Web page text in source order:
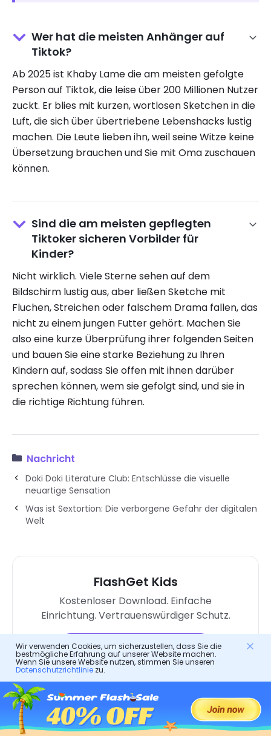
Wer hat die meisten Anhänger auf
Tiktok?
Ab 2025 ist Khaby Lame die am meisten gefolgte
Person auf Tiktok, die leise über 200 Millionen Nutzer
zuckt. Er blies mit kurzen, wortlosen Sketchen in die
Luft, die sich über übertriebene Lebenshacks lustig
machen. Die Leute lieben ihn, weil seine Witze keine
Übersetzung brauchen und Sie mit Oma zuschauen
können.
Sind die am meisten gepflegten
Tiktoker sicheren Vorbilder für
Kinder?
Nicht wirklich. Viele Sterne sehen auf dem
Bildschirm lustig aus, aber ließen Sketche mit
Fluchen, Streichen oder falschem Drama fallen, das
nicht zu einem jungen Futter gehört. Machen Sie
also eine kurze Überprüfung ihrer folgenden Seiten
und bauen Sie eine starke Beziehung zu Ihren
Kindern auf, sodass Sie offen mit ihnen darüber
sprechen können, wem sie gefolgt sind, und sie in
die richtige Richtung führen.
Nachricht
Doki Doki Literature Club: Entschlüsse die visuelle
neuartige Sensation
Was ist Sextortion: Die verborgene Gefahr der digitalen
Welt
FlashGet Kids
Kostenloser Download. Einfache
Einrichtung. Vertrauenswürdiger Schutz.
Versuchen Sie es kostenlos
Wir verwenden Cookies, um sicherzustellen, dass Sie die
bestmögliche Erfahrung auf unserer Website machen.
Wenn Sie unsere Website nutzen, stimmen Sie unseren
Datenschutzrichtliniezu.